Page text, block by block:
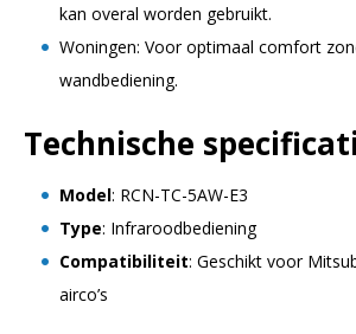
kan overal worden gebruikt.
Woningen: Voor optimaal comfort
wandbediening.
Technische
Model: RCN-TC-5AW-E3
Type: Infraroodbediening
Compatibiliteit: Geschikt voor
airco’s